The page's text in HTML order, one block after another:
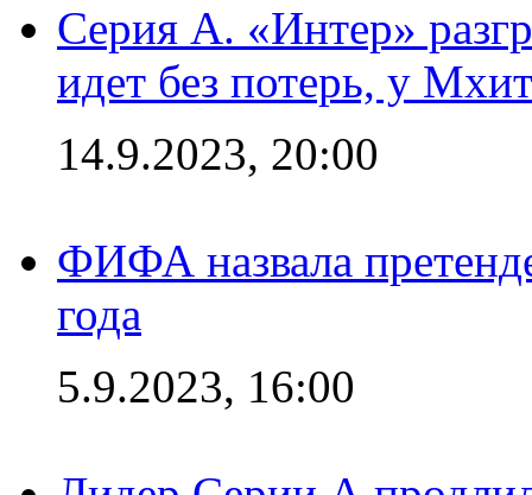
Серия А. «Интер»
идет без потерь, у
14.9.2023, 20:00
ФИФА назвала
года
5.9.2023, 16:00